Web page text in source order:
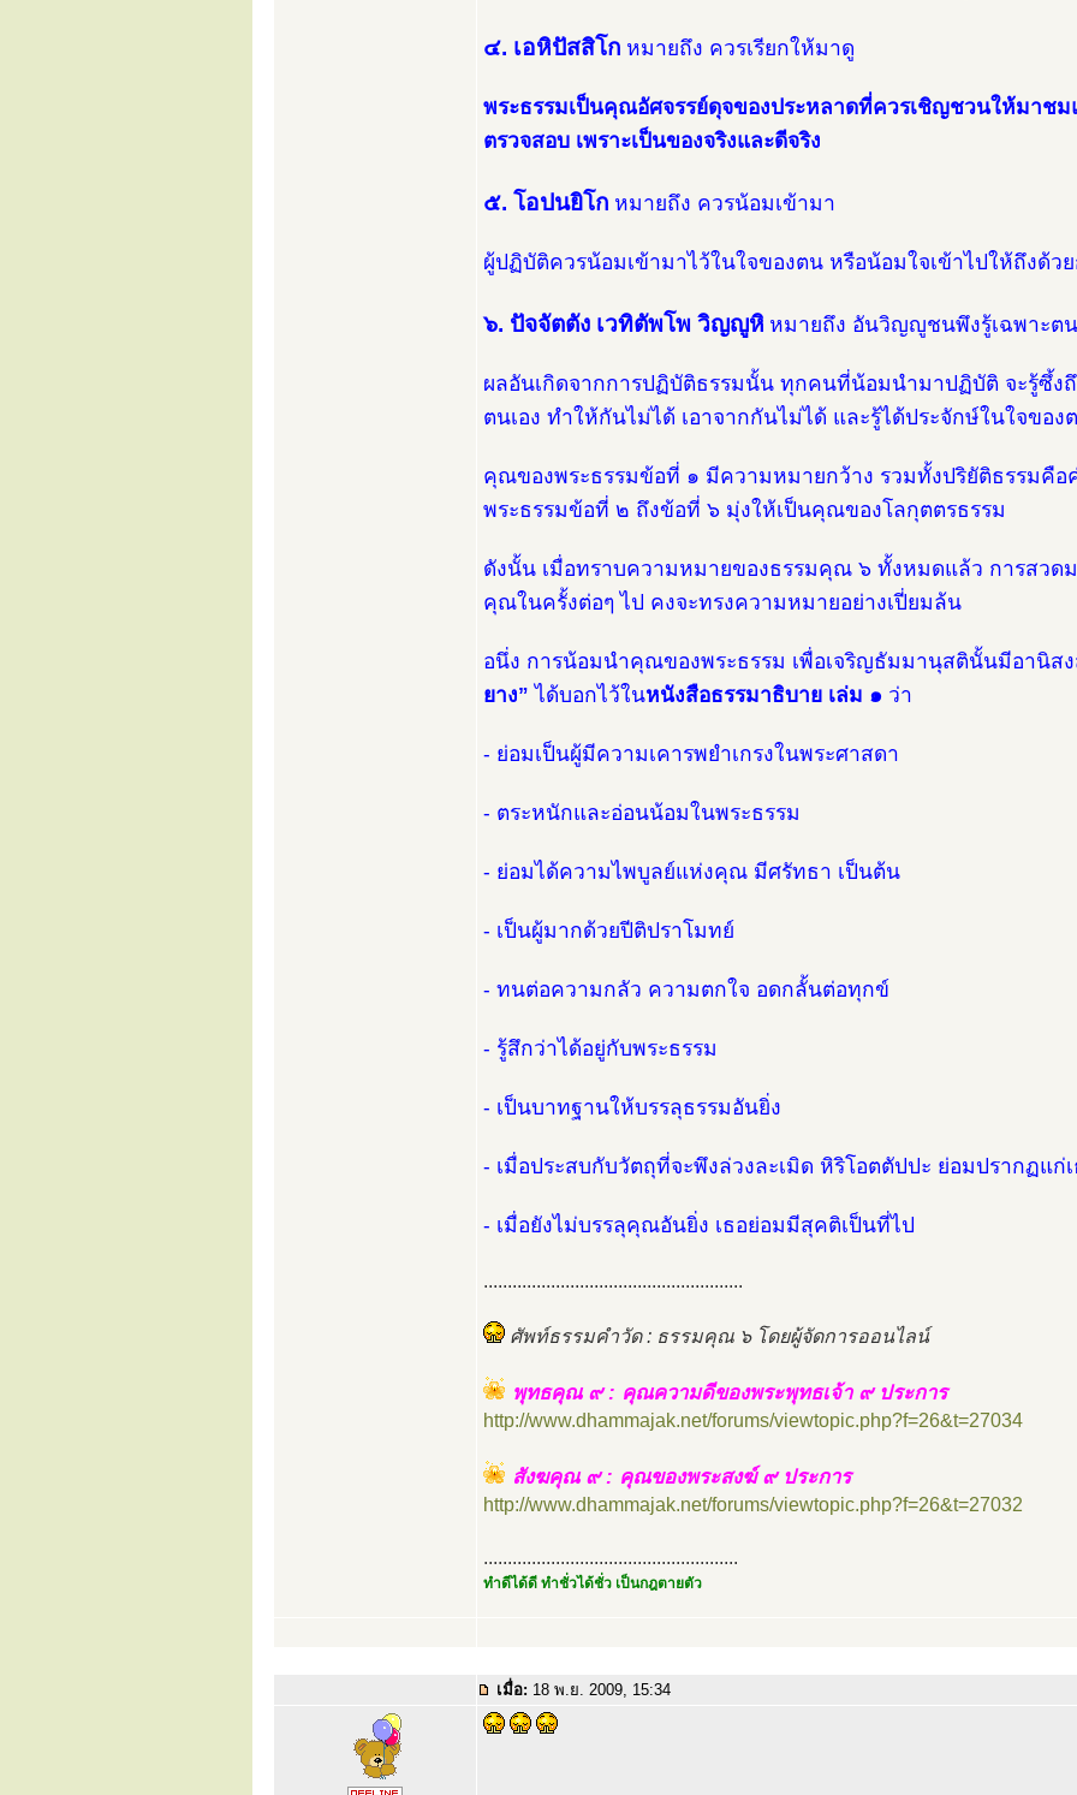
๔. เอหิปัสสิโก หมายถึง ควรเรียกให้มาดู
พระธรรมเป็นคุณอัศจรรย์ดุจของประหลาดที่ควรเชิญชวนให้มาช
ตรวจสอบ เพราะเป็นของจริงและดีจริง
๕. โอปนยิโก หมายถึง ควรน้อมเข้ามา
ผู้ปฏิบัติควรน้อมเข้ามาไว้ในใจของตน หรือน้อมใจเข้าไปให้ถึงด้ว
๖. ปัจจัตตัง เวทิตัพโพ วิญญูหิ หมายถึง อันวิญญูชนพึงรู้เฉพาะตน
ผลอันเกิดจากการปฏิบัติธรรมนั้น ทุกคนที่น้อมนำมาปฏิบัติ จะรู้ซึ้ง
ตนเอง ทำให้กันไม่ได้ เอาจากกันไม่ได้ และรู้ได้ประจักษ์ในใจของ
คุณของพระธรรมข้อที่ ๑ มีความหมายกว้าง รวมทั้งปริยัติธรรมคื
พระธรรมข้อที่ ๒ ถึงข้อที่ ๖ มุ่งให้เป็นคุณของโลกุตตรธรรม
ดังนั้น เมื่อทราบความหมายของธรรมคุณ ๖ ทั้งหมดแล้ว การสวด
คุณในครั้งต่อๆ ไป คงจะทรงความหมายอย่างเปี่ยมล้น
อนึ่ง การน้อมนำคุณของพระธรรม เพื่อเจริญธัมมานุสตินั้นมีอานิส
ยาง” ได้บอกไว้ในหนังสือธรรมาธิบาย เล่ม ๑ ว่า
- ย่อมเป็นผู้มีความเคารพยำเกรงในพระศาสดา
- ตระหนักและอ่อนน้อมในพระธรรม
- ย่อมได้ความไพบูลย์แห่งคุณ มีศรัทธา เป็นต้น
- เป็นผู้มากด้วยปีติปราโมทย์
- ทนต่อความกลัว ความตกใจ อดกลั้นต่อทุกข์
- รู้สึกว่าได้อยู่กับพระธรรม
- เป็นบาทฐานให้บรรลุธรรมอันยิ่ง
- เมื่อประสบกับวัตถุที่จะพึงล่วงละเมิด หิริโอตตัปปะ ย่อมปรากฏแก่
- เมื่อยังไม่บรรลุคุณอันยิ่ง เธอย่อมมีสุคติเป็นที่ไป
......................................................
ศัพท์ธรรมคำวัด : ธรรมคุณ ๖ โดยผู้จัดการออนไลน์
พุทธคุณ ๙ : คุณความดีของพระพุทธเจ้า ๙ ประการ
http://www.dhammajak.net/forums/viewtopic.php?f=26&t=27034
สังฆคุณ ๙ : คุณของพระสงฆ์ ๙ ประการ
http://www.dhammajak.net/forums/viewtopic.php?f=26&t=27032
.....................................................
ทำดีได้ดี ทำชั่วได้ชั่ว เป็นกฎตายตัว
เมื่อ: 18 พ.ย. 2009, 15:34